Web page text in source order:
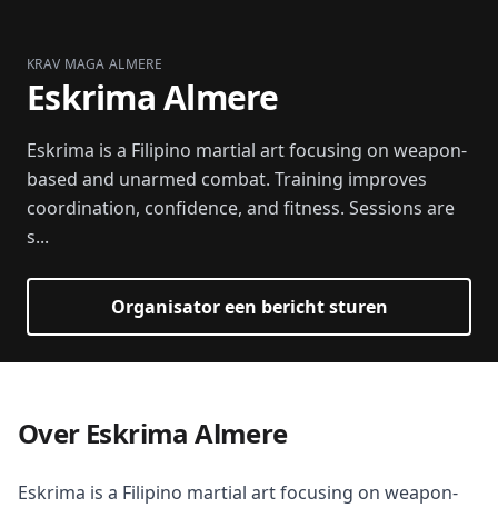
KRAV MAGA ALMERE
Eskrima Almere
Eskrima is a Filipino martial art focusing on weapon-
based and unarmed combat. Training improves
coordination, confidence, and fitness. Sessions are
s...
Organisator een bericht sturen
Over Eskrima Almere
Eskrima is a Filipino martial art focusing on weapon-